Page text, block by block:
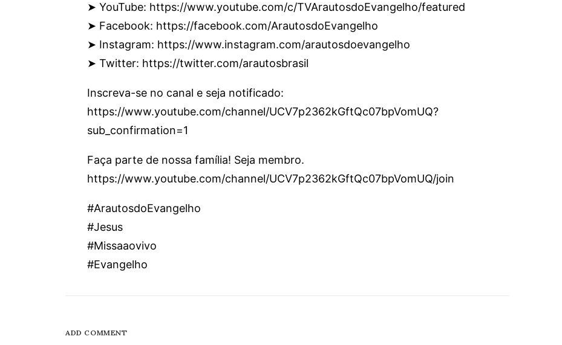
➤ YouTube: https://www.youtube.com/c/TVArautosdoEvangelho/featured
➤ Facebook: https://facebook.com/ArautosdoEvangelho
➤ Instagram: https://www.instagram.com/arautosdoevangelho
➤ Twitter: https://twitter.com/arautosbrasil
Inscreva-se no canal e seja notificado:
https://www.youtube.com/channel/UCV7p2362kGftQc07bpVomUQ?
sub_confirmation=1
Faça parte de nossa família! Seja membro.
https://www.youtube.com/channel/UCV7p2362kGftQc07bpVomUQ/join
#ArautosdoEvangelho
#Jesus
#Missaaovivo
#Evangelho
ADD COMMENT